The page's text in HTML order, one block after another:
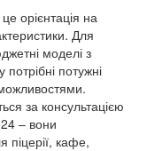
орієнтація на
Для
моделі з
потужні
за консультацією
– вони
піцерії, кафе,